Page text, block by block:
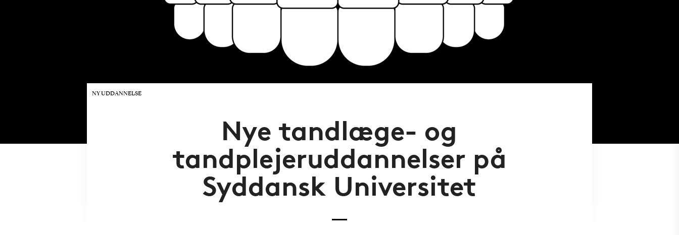
NY UDDANNELSE
Nye tandlæge- og
tandplejeruddannelser på
Syddansk Universitet